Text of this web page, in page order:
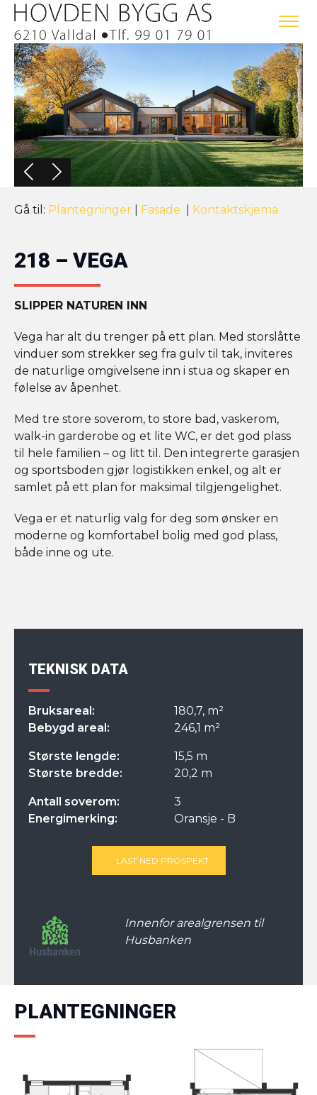
Gå til: Plantegninger Fasade Kontaktskjema
218 – VEGA
SLIPPER NATUREN INN
Vega har alt du trenger på ett plan. Med storslåtte
vinduer som strekker seg fra gulv til tak, inviteres
de naturlige omgivelsene inn i stua og skaper en
følelse av åpenhet.
Med tre store soverom, to store bad, vaskerom,
walk-in garderobe og et lite WC, er det god plass
til hele familien – og litt til. Den integrerte garasjen
og sportsboden gjør logistikken enkel, og alt er
samlet på ett plan for maksimal tilgjengelighet.
Vega er et naturlig valg for deg som ønsker en
moderne og komfortabel bolig med god plass,
både inne og ute.
TEKNISK DATA
Bruksareal:
180,7, m²
Bebygd areal:
246,1 m²
Største lengde:
15,5 m
Største bredde:
20,2 m
Antall soverom:
3
Energimerking:
Oransje - B
LAST NED PROSPEKT
Innenfor arealgrensen til
Husbanken
PLANTEGNINGER